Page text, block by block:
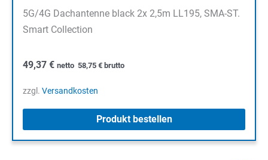
5G/4G Dachantenne black 2x 2,5m LL195, SMA-ST.
Smart Collection
49,37 € netto 58,75 € brutto
zzgl. Versandkosten
Produkt bestellen